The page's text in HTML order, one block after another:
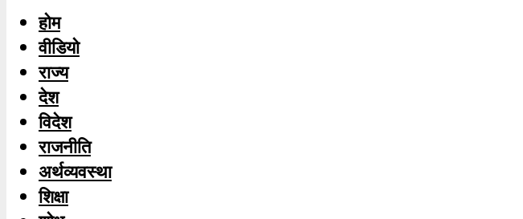
होम
वीडियो
राज्य
देश
विदेश
राजनीति
अर्थव्यवस्था
शिक्षा